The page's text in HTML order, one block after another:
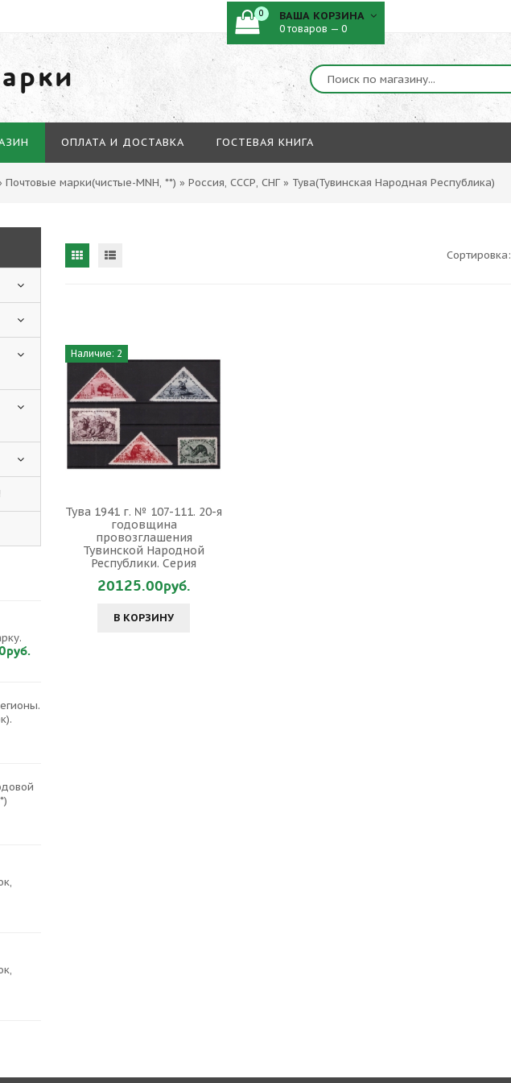
0 ВАША КОРЗИНА
0 товаров — 0
ОПЛАТА И ДОСТАВКА ГОСТЕВАЯ КНИГА
Почтовые марки(чистые-MNH, **) » Россия, СССР, СНГ » Тува(Тувинская Народная Республика)
Сортировка:
Наличие: 2
Тува 1941 г. № 107-111. 20-я
годовщина
провозглашения
Тувинской Народной
Республики. Серия
20125.00руб.
В КОРЗИНУ